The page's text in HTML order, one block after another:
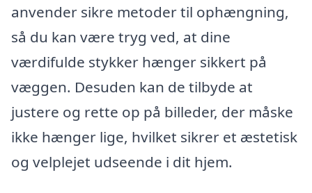
anvender sikre metoder til ophængning,
så du kan være tryg ved, at dine
værdifulde stykker hænger sikkert på
væggen. Desuden kan de tilbyde at
justere og rette op på billeder, der måske
ikke hænger lige, hvilket sikrer et æstetisk
og velplejet udseende i dit hjem.